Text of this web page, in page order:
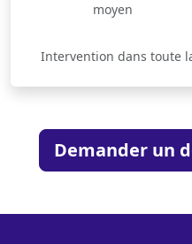
moyen
Intervention dans toute
Demander un